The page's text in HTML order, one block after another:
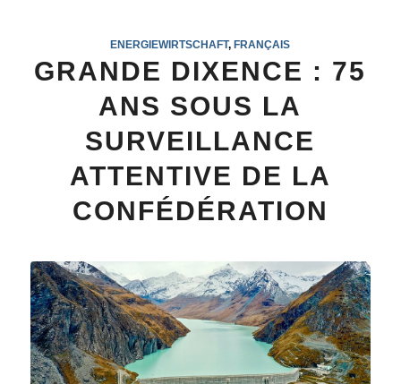
ENERGIEWIRTSCHAFT, FRANÇAIS
GRANDE DIXENCE : 75
ANS SOUS LA
SURVEILLANCE
ATTENTIVE DE LA
CONFÉDÉRATION